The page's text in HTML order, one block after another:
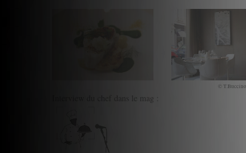
©
Interview du chef dans le mag :